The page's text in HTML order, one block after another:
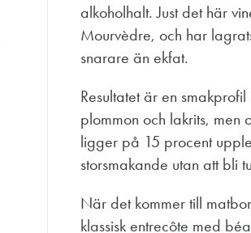
alkoholhalt. Just det här
Mourvèdre, och har
snarare än ekfat.
Resultatet är en
plommon och lakrits, men
ligger på 15 procent
storsmakande utan att bli
När det kommer till
klassisk entrecôte med